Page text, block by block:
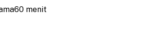
60 menit